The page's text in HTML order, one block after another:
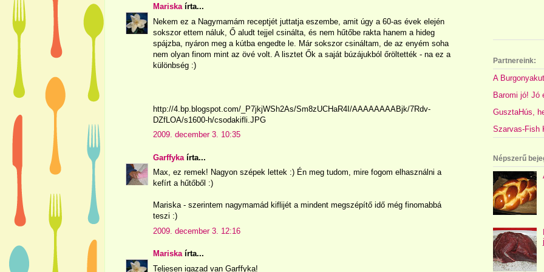
Mariskaírta...
Nekem ez a Nagymamám receptjét juttatja eszembe, amit úgy a 60-as évek elején
sokszor ettem náluk, Ő aludt tejjel csinálta, és nem hűtőbe rakta hanem a hideg
spájzba, nyáron meg a kútba engedte le. Már sokszor csináltam, de az enyém soha
nem olyan finom mint az övé volt. A lisztet Ők a saját búzájukból őröltették - na ez a
különbség :)
http://4.bp.blogspot.com/_P7jkjWSh2As/Sm8zUCHaR4I/AAAAAAAABjk/7Rdv-
DZfLOA/s1600-h/csodakifli.JPG
2009. december 3. 10:35
Garffyka írta...
Max, ez remek! Nagyon szépek lettek :) Én meg tudom, mire fogom elhasználni a
kefírt a hűtőből :)
Mariska - szerintem nagymamád kiflijét a mindent megszépítő idő még finomabbá
teszi :)
2009. december 3. 12:16
Mariskaírta...
Teljesen igazad van Garffyka!
Partnereink:
A
Baromi jó! Jó
GusztaHús,
Szarvas-Fish
Népszerű